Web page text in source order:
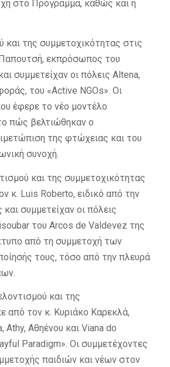
στο Πρόγραμμα, καθώς και η
και της συμμετοχικότητας στις
Παπουτσή, εκπρόσωπος του
συμμετείχαν οι πόλεις Altena,
του «Active NGOs». Οι
έφερε το νέο μοντέλο
πώς βελτιώθηκαν ο
της φτώχειας και του
συνοχή.
και της συμμετοχικότητας
κ. Luis Roberto, ειδικό από την
συμμετείχαν οι πόλεις
του Arcos de Valdevez της
από τη συμμετοχή των
τους, τόσο από την πλευρά
και της
από τον κ. Κυριάκο Καρεκλά,
Athy, Αθηένου και Viana do
Paradigm». Οι συμμετέχοντες
παιδιών και νέων στον